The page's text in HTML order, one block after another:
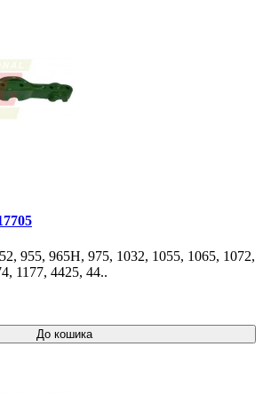
955, 965H, 975, 1032, 1055, 1065, 1072,
1177, 4425, 44..
До кошика